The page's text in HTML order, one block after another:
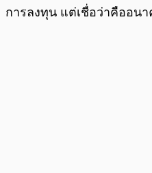
การลงทุน แต่เชื่อว่าคืออน